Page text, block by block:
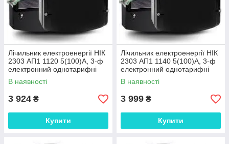
Лічильник електроенергії НІК
2303 АП1 1120 5(100)А, 3-ф
електронний однотарифні
В наявності
3 924 ₴
Купити
Лічильник електроенергії НІК
2303 АП1 1140 5(100)А, 3-ф
електронний однотарифні
В наявності
3 999 ₴
Купити